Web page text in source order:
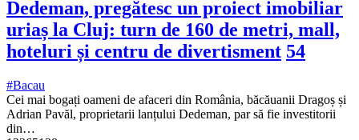
Dedeman, pregătesc un proiect imobiliar
uriaș la Cluj: turn de 160 de metri, mall,
hoteluri și centru de divertisment 54
#Bacau
Cei mai bogați oameni de afaceri din România, băcăuanii Dragoș și
Adrian Pavăl, proprietarii lanțului Dedeman, par să fie investitorii
din…